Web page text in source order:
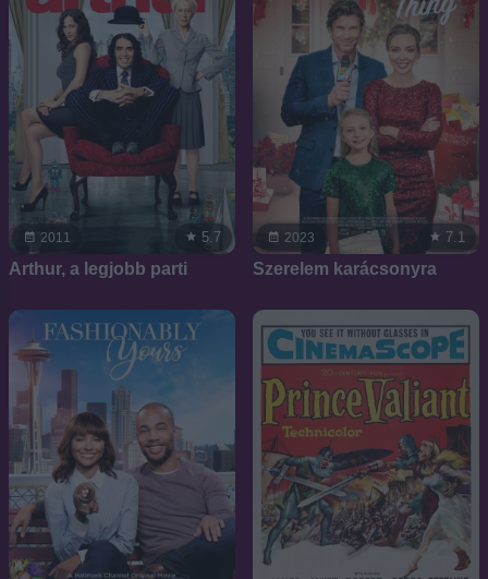
2011 5.7
Arthur, a legjobb parti
2023 7.1
Szerelem karácsonyra